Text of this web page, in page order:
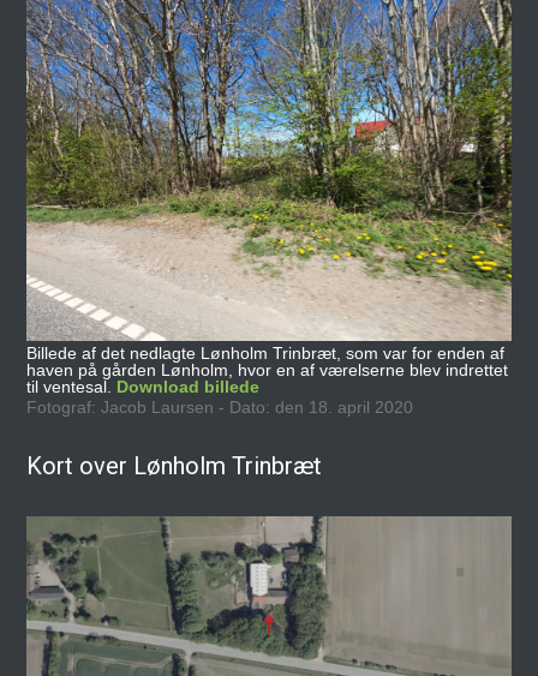
Billede af det nedlagte Lønholm Trinbræt, som var for enden af
haven på gården Lønholm, hvor en af værelserne blev indrettet
til ventesal. Download billede
Fotograf: Jacob Laursen - Dato: den 18. april 2020
Kort over Lønholm Trinbræt